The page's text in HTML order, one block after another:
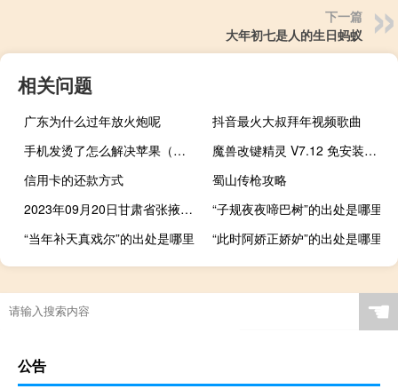
下一篇
大年初七是人的生日蚂蚁
相关问题
广东为什么过年放火炮呢
抖音最火大叔拜年视频歌曲
手机发烫了怎么解决苹果（手机发烫）
魔兽改键精灵 V7.12 免安装版（魔兽改键精灵 V7.12 免安装版功能简介）
信用卡的还款方式
蜀山传枪攻略
2023年09月20日甘肃省张掖市疫情大数据-今日/今天疫情全网搜索最新实时消息动态情况通知播报
“子规夜夜啼巴树”的出处是哪里
“当年补天真戏尔”的出处是哪里
“此时阿娇正娇妒”的出处是哪里
☚
公告